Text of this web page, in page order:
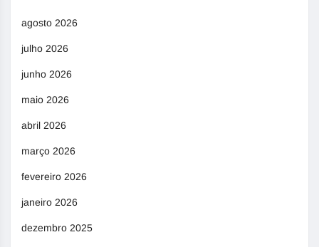
agosto 2026
julho 2026
junho 2026
maio 2026
abril 2026
março 2026
fevereiro 2026
janeiro 2026
dezembro 2025